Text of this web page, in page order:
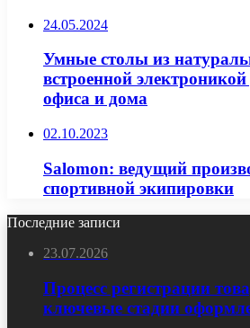
24.05.2024
Умные столы из
встроенной
офиса и дома
02.10.2023
Salomon: ведущий
спортивной экипировки
Последние записи
23.07.2026
Процесс регистрации
ключевые стадии